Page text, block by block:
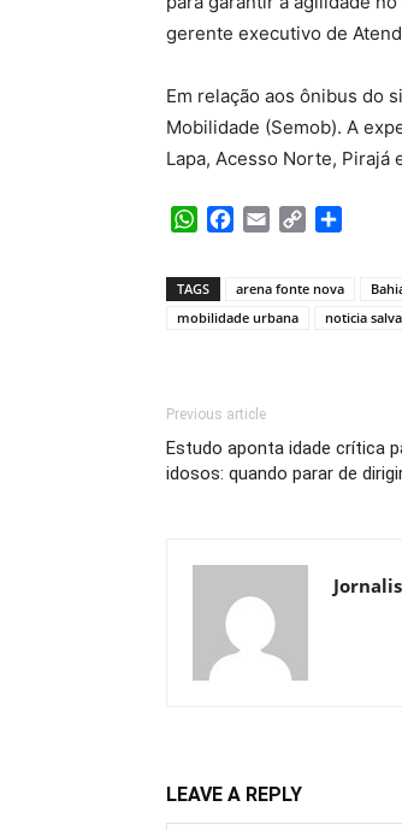
gerente executivo de
Em relação aos ônibus do
Mobilidade (Semob). A
Lapa, Acesso Norte, Pirajá
WhatsApp
Facebook
Email Copy
TAGS arena fonte nova
mobilidade urbana
noticia
Previous article
Estudo aponta idade crítica
idosos: quando parar de
LEAVE A REPLY